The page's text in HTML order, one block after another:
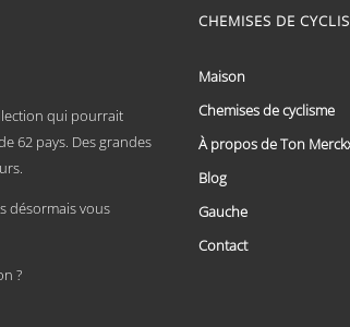
à
plusieurs
options
être
choisies
sur
du
qui pourrait
62 pays. Des grandes
désormais vous
?
CHEMISES DE
Maison
Chemises de cyclisme
À propos de Ton
Blog
Gauche
Contact